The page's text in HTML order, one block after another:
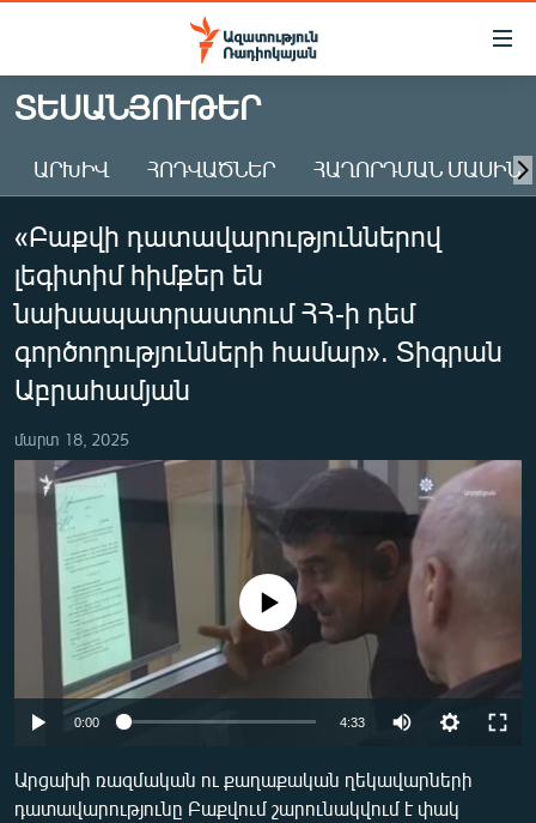
Մատչելիության
Անցնել
հիմնական
Անցնել
հիմնական
մենյուին
Որոնում
ԱԶԱՏՈՒԹՅՈՒՆ TV
ՀԱՅԱՍՏԱՆ
ԸՆՏՐՈՒԹՅՈՒՆՆԵՐ 2026
ԻՐԱՎՈՒՆՔ
ՀԱՍԱՐԱԿՈՒԹՅՈՒՆ
ՏՆՏԵՍՈՒԹՅՈՒՆ
ՊԱՏԵՐԱԶՄԻ 6 ՇԱԲԱԹՆԵՐԸ
ՏԱՐԱԾԱՇՐՋԱՆ
ՄԻՋԱԶԳԱՅԻՆ
ՄՇԱԿՈՒՅԹ
ՍՊՈՐՏ
ՄԵԿՆԱԲԱՆՈՒԹՅՈՒՆ
ՏՏ ԵՒ ԻՆՏԵՐՆԵՏ
ԿՈՐՈՆԱՎԻՐՈՒՍ
ԱՐԽԻՎ
ՏԵՍԱՆՅՈՒԹԵՐ
ԱՐԽԻՎ ՀՈԴՎԱԾՆԵՐ ՀԱՂՈՐԴՄԱՆ ՄԱՍԻՆ
«Բաքվի դատավարություններով
լեգիտիմ հիմքեր են
նախապատրաստում ՀՀ-ի դեմ
գործողությունների համար». Տիգրան
Աբրահամյան
մարտ 18, 2025
No media source currently available
0:00 4:33
360p
Արցախի ռազմական ու քաղաքական ղեկավարների
դատավարությունը Բաքվում շարունակվում է փակ